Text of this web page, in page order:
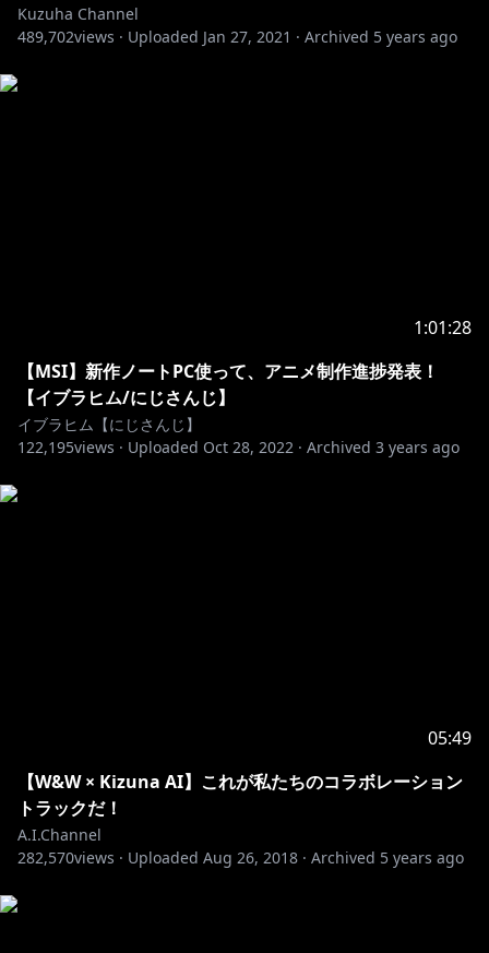
Kuzuha Channel
489,702views · Uploaded Jan 27, 2021 · Archived 5 years ago
1:01:28
【MSI】新作ノートPC使って、アニメ制作進捗発表！
【イブラヒム/にじさんじ】
イブラヒム【にじさんじ】
122,195views · Uploaded Oct 28, 2022 · Archived 3 years ago
05:49
【W&W × Kizuna AI】これが私たちのコラボレーション
トラックだ！
A.I.Channel
282,570views · Uploaded Aug 26, 2018 · Archived 5 years ago